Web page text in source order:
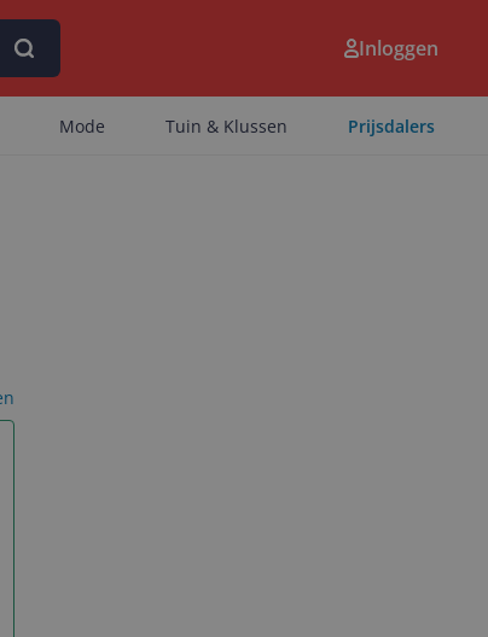
Inloggen
Mode Tuin & Klussen Prijsdalers